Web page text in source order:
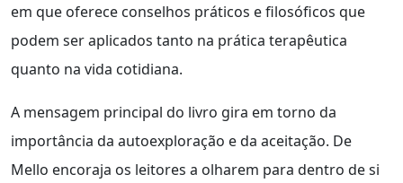
em que oferece conselhos práticos e filosóficos que
podem ser aplicados tanto na prática terapêutica
quanto na vida cotidiana.
A mensagem principal do livro gira em torno da
importância da autoexploração e da aceitação. De
Mello encoraja os leitores a olharem para dentro de si